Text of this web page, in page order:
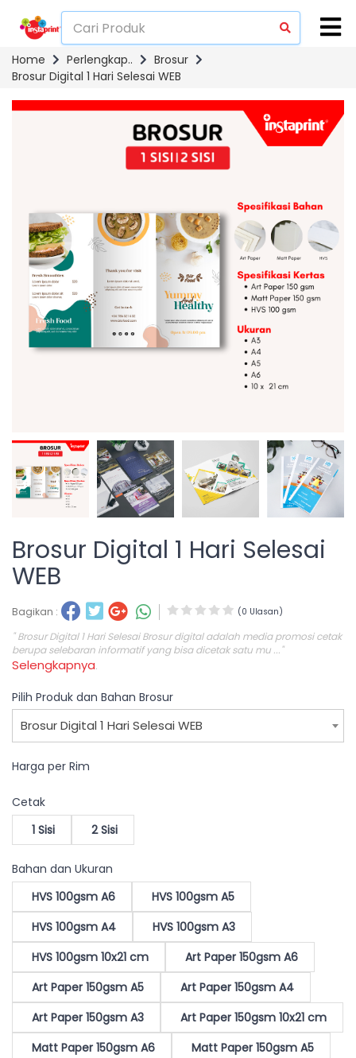
Home Perlengkap..
Brosur
Brosur Digital 1 Hari Selesai WEB
Brosur Digital 1 Hari Selesai
WEB
Bagikan : (0 Ulasan)
" Brosur Digital 1 Hari Selesai Brosur digital adalah media promosi cetak
berupa selebaran informatif yang bisa dicetak satu mu ..."
Selengkapnya.
Pilih Produk dan Bahan Brosur
Brosur Digital 1 Hari Selesai WEB
Harga per Rim
Cetak
1 Sisi
2 Sisi
Bahan dan Ukuran
HVS 100gsm A6
HVS 100gsm A5
HVS 100gsm A4
HVS 100gsm A3
HVS 100gsm 10x21 cm
Art Paper 150gsm A6
Art Paper 150gsm A5
Art Paper 150gsm A4
Art Paper 150gsm A3
Art Paper 150gsm 10x21 cm
Matt Paper 150gsm A6
Matt Paper 150gsm A5